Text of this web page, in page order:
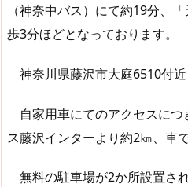
（神奈中バス）にて約19分、
歩3分ほどとなっております。
神奈川県藤沢市大庭6510付近
自家用車にてのアクセスにつ
ス藤沢インターより約2㎞、車
無料の駐車場が2か所設置さ